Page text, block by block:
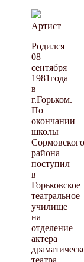
Артист
Родился
08
сентября
1981года
в
г.Горьком.
По
окончании
школы
Сормовского
района
поступил
в
Горьковское
театральное
училище
на
отделение
актера
театра.